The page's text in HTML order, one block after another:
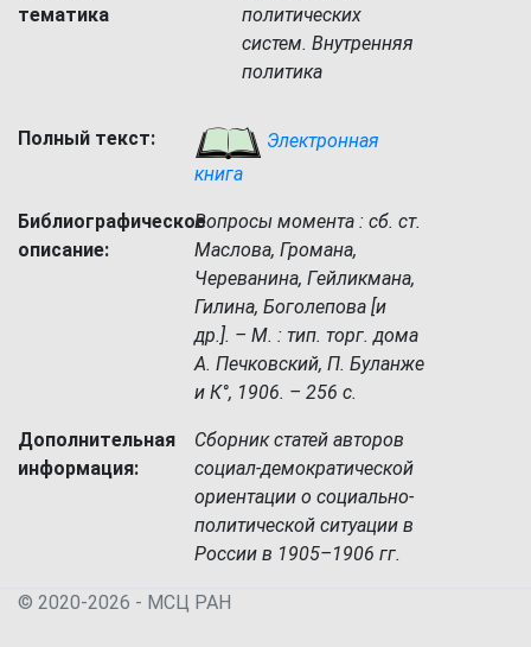
тематика
политических
систем. Внутренняя
политика
Полный текст:
Электронная
книга
Библиографическое
описание:
Вопросы момента : сб. ст.
Маслова, Громана,
Череванина, Гейликмана,
Гилина, Боголепова [и
др.]. – М. : тип. торг. дома
А. Печковский, П. Буланже
и К°, 1906. – 256 с.
Дополнительная
информация:
Сборник статей авторов
социал-демократической
ориентации о социально-
политической ситуации в
России в 1905–1906 гг.
© 2020-2026 - МСЦ РАН